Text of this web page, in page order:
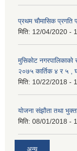
प्रथम चाैमासिक प्रगति
मिति: 12/04/2020 -
मुसिकाेट नगरपालिकाकाे
२०७५ कार्तिक ४ र ५ ,
मिति: 10/22/2018 -
याेजना संझाैता तथा
मिति: 08/01/2018 -
अन्य